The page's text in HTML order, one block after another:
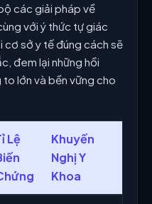
các giải pháp về
với ý thức tự giác
cơ sở y tế đúng cách sẽ
đem lại những hồi
lớn và bền vững cho
Lệ
Khuyến
Nghị Y
Khoa